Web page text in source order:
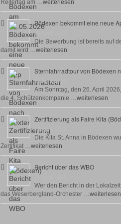
Reitertag am …weiterlesen
Bödexen bekommt eine neue
28 April, 2026
Die Bewerbung ist bereits auf
damit wird …weiterlesen
Sternfahrradtour von Bödexen
23 April, 2026
Am Sonntag, den 26. April
die 4. Schützenkompanie …weiterlesen
Zertifizierung als Faire Kita
17 April, 2026
Die Kita St. Anna in Bödexen
Zertifikat …weiterlesen
Bericht über das WBO
Wer den Bericht in der
das Weserbergland-Orchester …weiterlesen